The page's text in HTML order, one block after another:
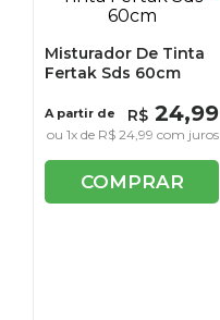
Misturador De Tinta
Fertak Sds 60cm
A partir de R$ 24,99
ou1x de R$ 24,99 com juros
COMPRAR